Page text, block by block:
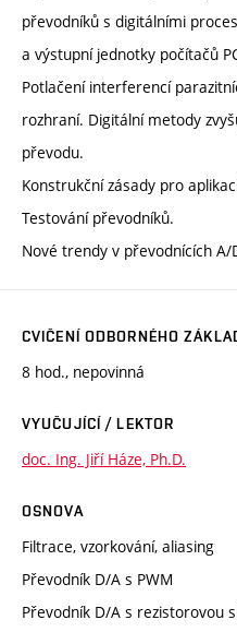
převodníků s digitálními
a výstupní jednotky počítačů
Potlačení interferencí
rozhraní. Digitální metody
převodu.
Konstrukční zásady pro
Testování převodníků.
Nové trendy v převodnících A/
CVIČENÍ ODBORNÉHO
8 hod., nepovinná
VYUČUJÍCÍ / LEKTOR
doc. Ing. Jiří Háze, Ph.D.
OSNOVA
Filtrace, vzorkování, aliasing
Převodník D/A s PWM
Převodník D/A s rezistorovou